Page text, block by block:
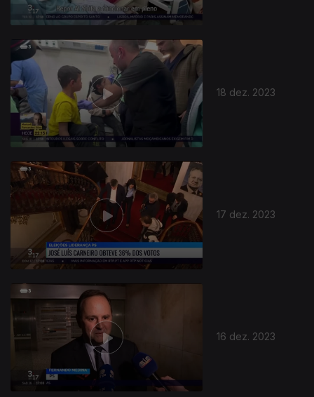
18 dez. 2023
17 dez. 2023
16 dez. 2023